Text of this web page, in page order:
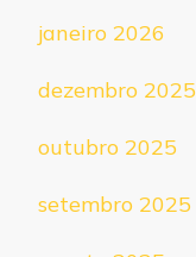
janeiro 2026
dezembro 2025
outubro 2025
setembro 2025